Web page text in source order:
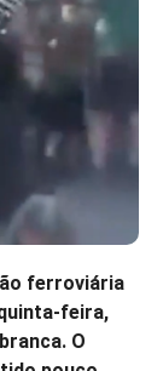
ferroviária
feira,
O